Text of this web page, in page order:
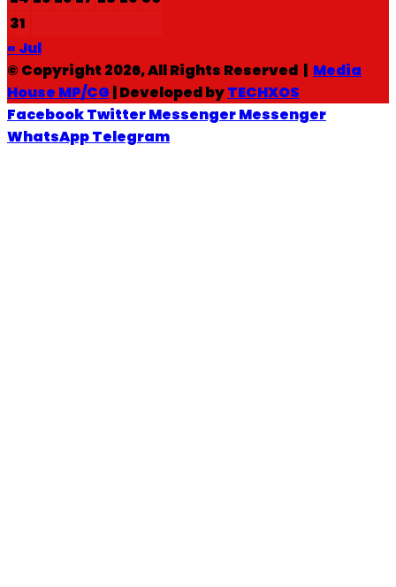
31
« Jul
© Copyright 2026, All Rights Reserved | Media
House MP/CG | Developed byTECHXOS
FacebookTwitterMessengerMessenger
WhatsAppTelegram